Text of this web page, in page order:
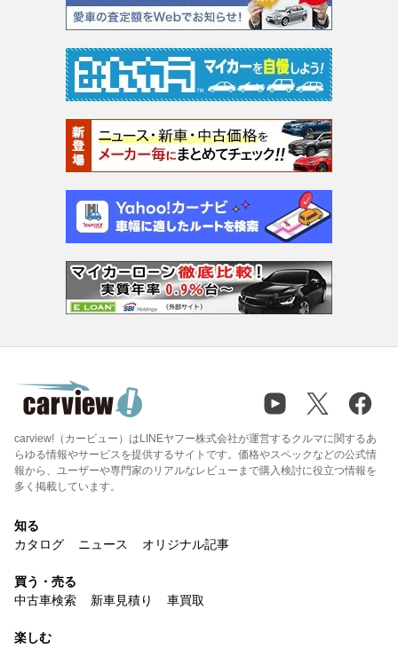
carview!（カービュー）はLINEヤフー株式会社が運営するクルマに関するあ
らゆる情報やサービスを提供するサイトです。価格やスペックなどの公式情
報から、ユーザーや専門家のリアルなレビューまで購入検討に役立つ情報を
多く掲載しています。
知る
カタログ
ニュース オリジナル記事
買う・売る
中古車検索
新車見積り 車買取
楽しむ